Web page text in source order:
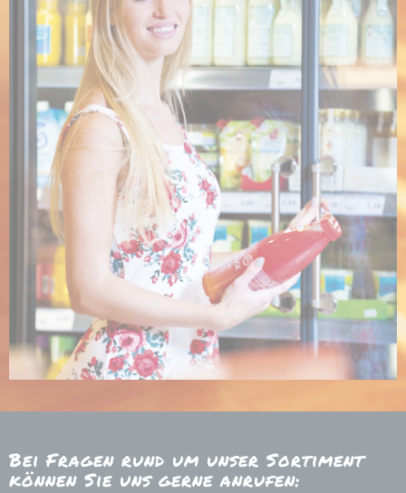
Bei Fragen rund um unser Sortiment
können Sie uns gerne anrufen: